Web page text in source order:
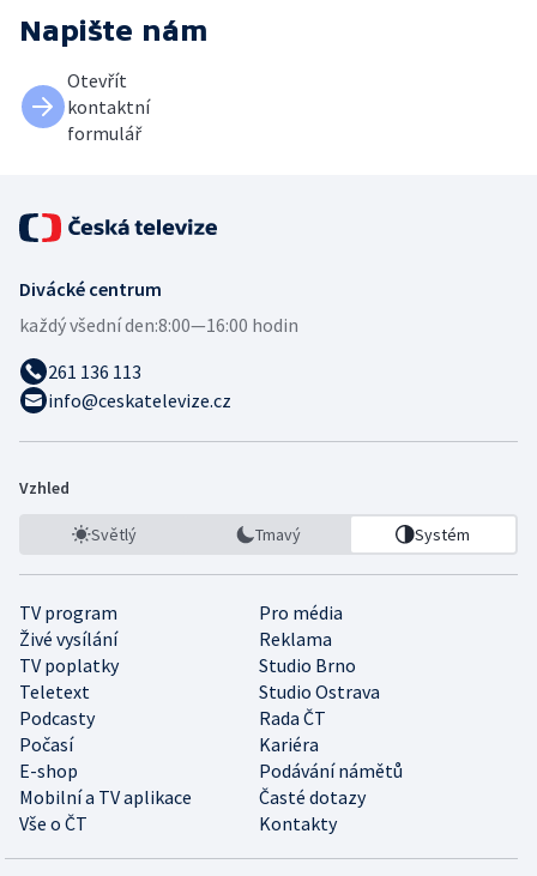
Napište nám
Otevřít
kontaktní
formulář
Divácké centrum
každý všední den:8:00—16:00 hodin
261 136 113
info@ceskatelevize.cz
Vzhled
Světlý Tmavý Systém
TV program
Pro média
Živé vysílání
Reklama
TV poplatky
Studio Brno
Teletext
Studio Ostrava
Podcasty
Rada ČT
Počasí
Kariéra
E-shop
Podávání námětů
Mobilní a TV aplikace
Časté dotazy
Vše o ČT
Kontakty